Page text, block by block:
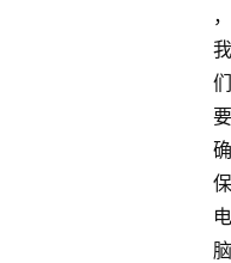
，
我
们
要
确
保
电
脑